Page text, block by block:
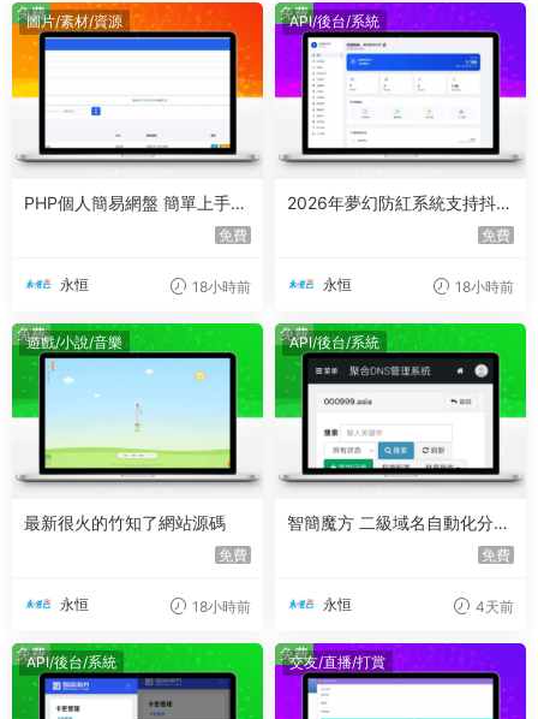
圖片/素材/資源
PHP個人簡易網盤 簡單上手
免費
永恒 18小時前
免費 API/後台/系統
2026年夢幻防紅系統支持抖音
免費
永恒 18小時前
免費
遊戲/小說/音樂
最新很火的竹知了網站源碼
免費
永恒 18小時前
免費 API/後台/系統
智簡魔方 二級域名自動化分發
免費
永恒 4天前
免費
API/後台/系統
免費 交友/直播/打賞
免費